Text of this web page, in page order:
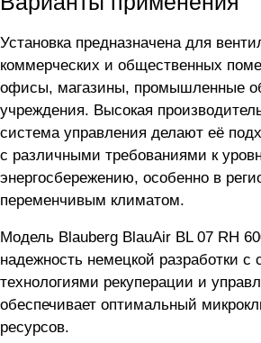
Установка предназначена для
коммерческих и общественных
офисы, магазины, промышленные
учреждения. Высокая
система управления делают её
с различными требованиями к
энергосбережению, особенно в
переменчивым климатом.
Модель Blauberg BlauAir BL 07 RH
надежность немецкой разработки
технологиями рекуперации и
обеспечивает оптимальный
ресурсов.